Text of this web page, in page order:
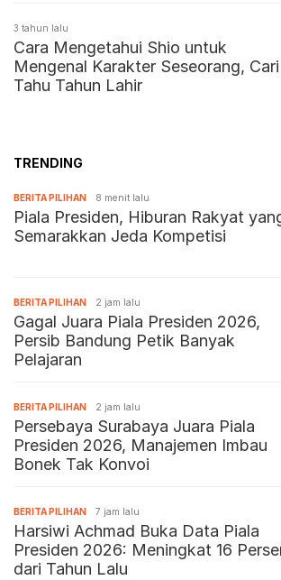
3 tahun lalu
Cara Mengetahui Shio untuk
Mengenal Karakter Seseorang, Cari
Tahu Tahun Lahir
TRENDING
BERITA PILIHAN 8 menit lalu
Piala Presiden, Hiburan Rakyat
Semarakkan Jeda Kompetisi
BERITA PILIHAN 2 jam lalu
Gagal Juara Piala Presiden 2026,
Persib Bandung Petik Banyak
Pelajaran
BERITA PILIHAN 2 jam lalu
Persebaya Surabaya Juara Piala
Presiden 2026, Manajemen Imbau
Bonek Tak Konvoi
BERITA PILIHAN 7 jam lalu
Harsiwi Achmad Buka Data Piala
Presiden 2026: Meningkat 16
dari Tahun Lalu